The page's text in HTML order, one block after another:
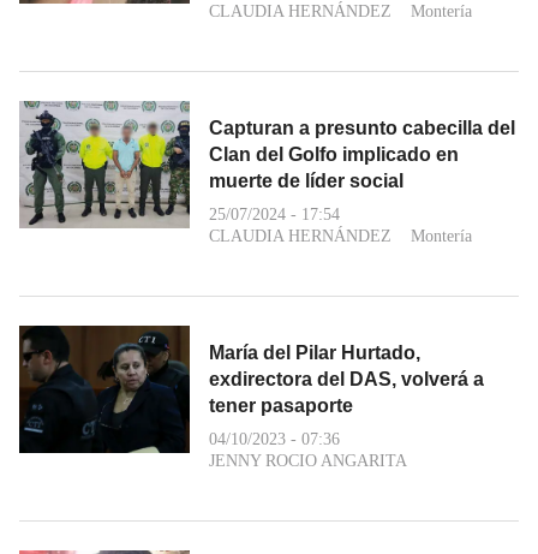
CLAUDIA HERNÁNDEZ
Montería
Capturan a presunto cabecilla del
Clan del Golfo implicado en
muerte de líder social
25/07/2024 - 17:54
CLAUDIA HERNÁNDEZ
Montería
María del Pilar Hurtado,
exdirectora del DAS, volverá a
tener pasaporte
04/10/2023 - 07:36
JENNY ROCIO ANGARITA